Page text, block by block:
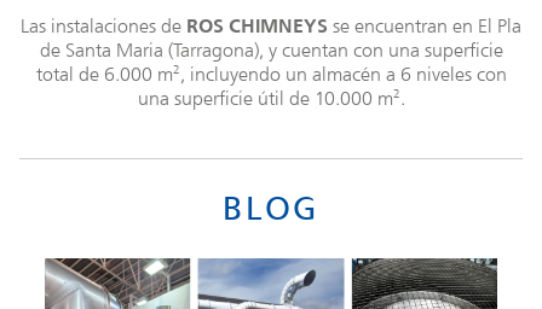
Las instalaciones de ROS CHIMNEYS se encuentran en El Pla
de Santa Maria (Tarragona), y cuentan con una superficie
total de 6.000 m2 , incluyendo un almacén a 6 niveles con
una superficie útil de 10.000 m2.
BLOG